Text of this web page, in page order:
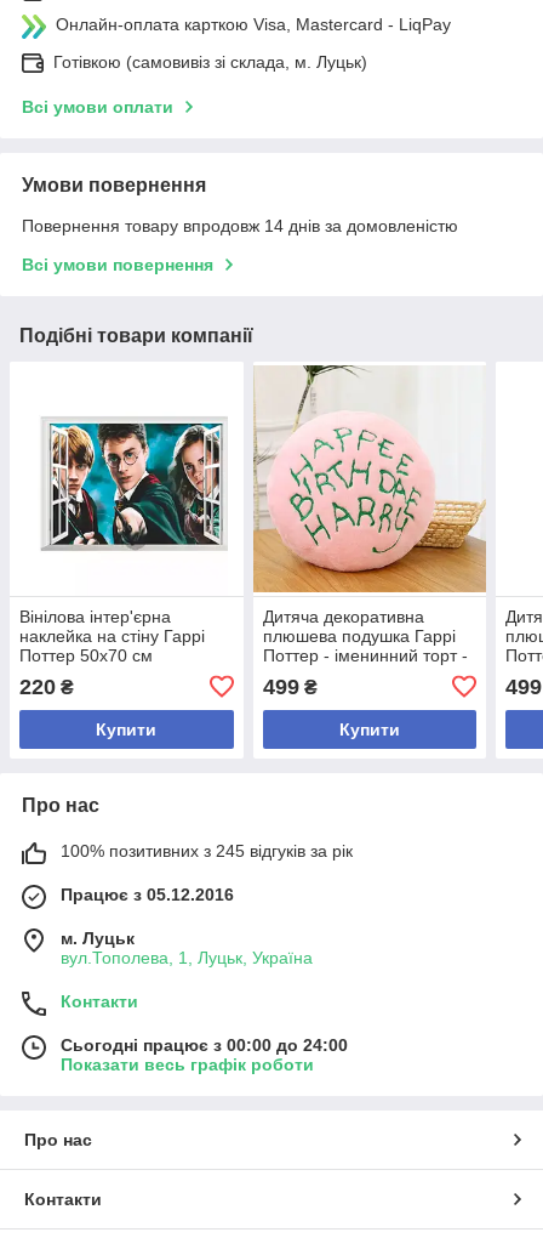
Онлайн-оплата карткою Visa, Mastercard - LiqPay
Готівкою (самовивіз зі склада, м. Луцьк)
Всі умови оплати
Умови повернення
Повернення товару впродовж 14 днів за домовленістю
Всі умови повернення
Подібні товари компанії
Вінілова інтер'єрна
наклейка на стіну Гаррі
Поттер 50х70 см
220 ₴
Купити
Дитяча декоративна
плюшева подушка Гаррі
Поттер - іменинний торт -
499₴
Купити
499
Про нас
100% позитивних з 245 відгуків за рік
Працює з 05.12.2016
м. Луцьк
вул.Тополева, 1, Луцьк, Україна
Контакти
Сьогодні працює з 00:00 до 24:00
Показати весь графік роботи
Про нас
Контакти